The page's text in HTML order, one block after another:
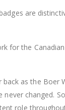
are
for the
as the Boer
changed.
role